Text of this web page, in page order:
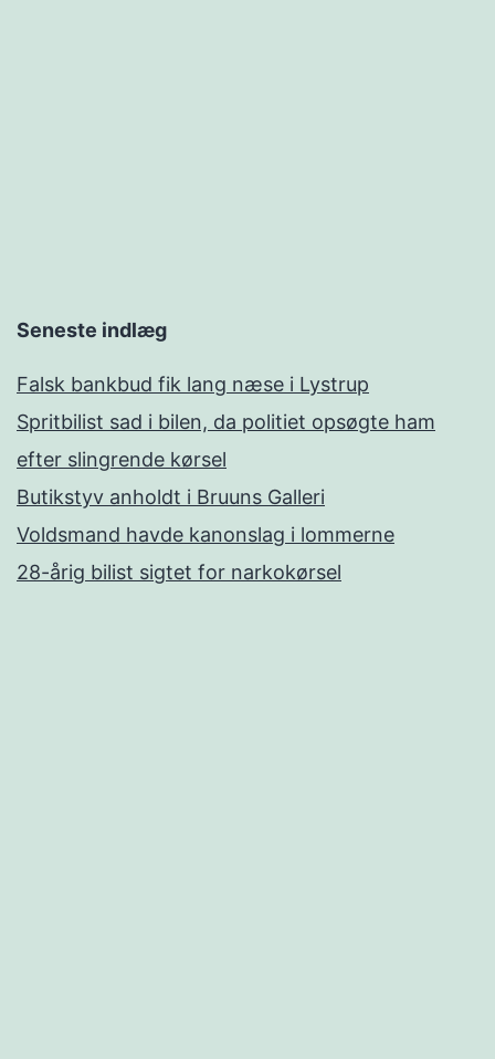
Seneste indlæg
Falsk bankbud fik lang næse i Lystrup
Spritbilist sad i bilen, da politiet opsøgte ham
efter slingrende kørsel
Butikstyv anholdt i Bruuns Galleri
Voldsmand havde kanonslag i lommerne
28-årig bilist sigtet for narkokørsel